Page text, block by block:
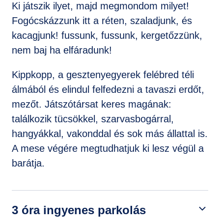
Ki játszik ilyet, majd megmondom milyet!
Fogócskázzunk itt a réten, szaladjunk, és
kacagjunk! fussunk, fussunk, kergetőzzünk,
nem baj ha elfáradunk!
Kippkopp, a gesztenyegyerek felébred téli
álmából és elindul felfedezni a tavaszi erdőt,
mezőt. Játszótársat keres magának:
találkozik tücsökkel, szarvasbogárral,
hangyákkal, vakonddal és sok más állattal is.
A mese végére megtudhatjuk ki lesz végül a
barátja.
3 óra ingyenes parkolás